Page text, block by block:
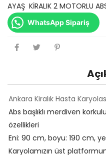
AYAŞ KİRALIK 2 MOTORLU
WhatsApp Sipariş
Ankara Kiralık Hasta
Abs başlıklı merdiven
özellikleri
Eni: 90 cm, boyu: 190 cm,
Karyolamızın üst